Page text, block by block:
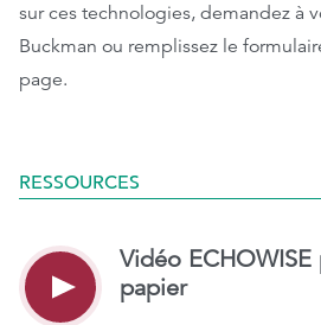
sur ces technologies, demandez à
Buckman ou remplissez le
page.
RESSOURCES
Vidéo
papier